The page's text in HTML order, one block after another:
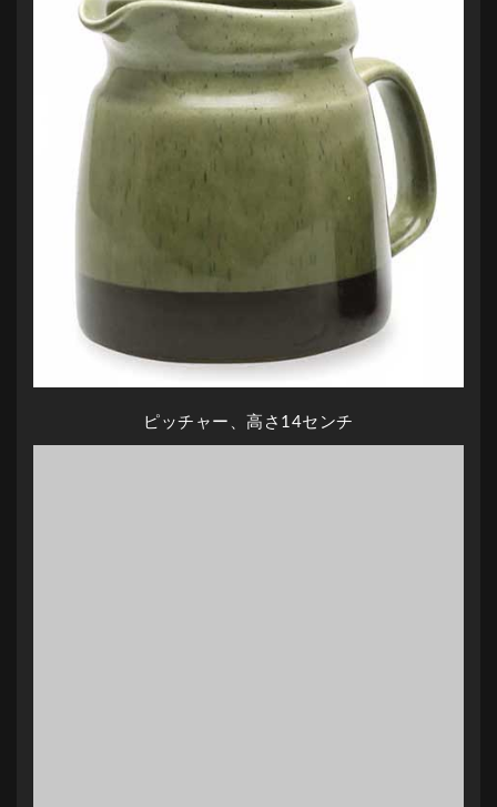
ピッチャー、高さ14センチ